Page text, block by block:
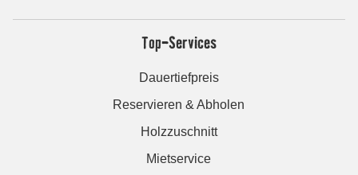
Top-Services
Dauertiefpreis
Reservieren & Abholen
Holzzuschnitt
Mietservice